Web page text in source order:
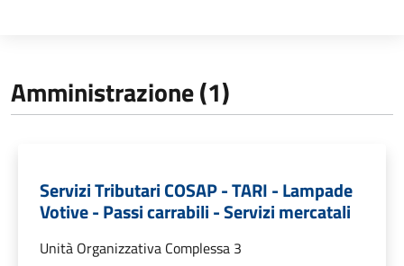
Amministrazione (1)
Servizi Tributari COSAP - TARI - Lampade
Votive - Passi carrabili - Servizi mercatali
Unità Organizzativa Complessa 3